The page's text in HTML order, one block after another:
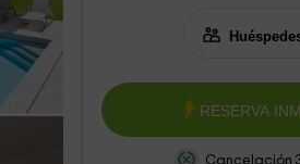
RESERVA
Cancelación